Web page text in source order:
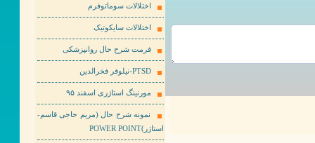
اختلالات سوماتوفرم
اختلالات سایکوتیک
فرمت شرح حال روانپزشکی
PTSD-نیلوفر فخرالدین
مورنینگ استاژری اسفند ۹۵
نمونه شرح حال (مریم حاجی قاسم-
استاژر)POWER POINT